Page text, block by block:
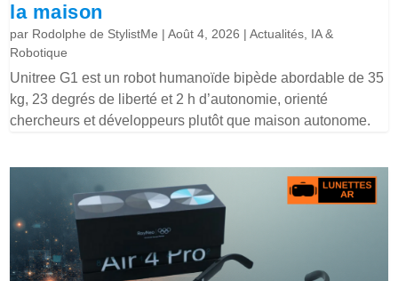
la maison
par Rodolphe de StylistMe |Août 4, 2026 |Actualités, IA &
Robotique
Unitree G1 est un robot humanoïde bipède abordable de 35
kg, 23 degrés de liberté et 2 h d’autonomie, orienté
chercheurs et développeurs plutôt que maison autonome.